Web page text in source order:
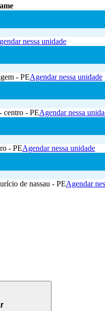
nessa unidade
- PEAgendar nessa unidade
centro - PEAgendar nessa
- PEAgendar nessa unidade
de nassau - PEAgendar